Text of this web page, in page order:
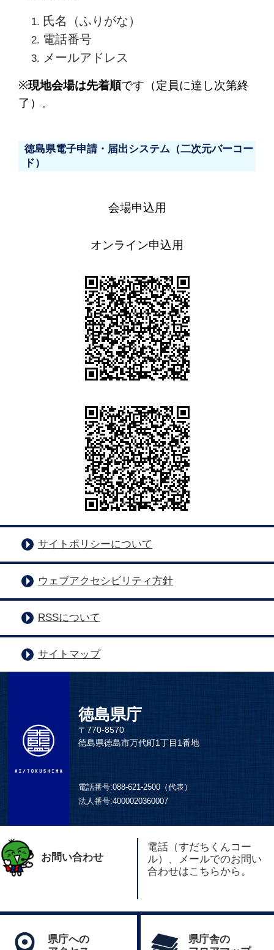
氏名（ふりがな）
電話番号
メールアドレス
※現地会場は先着順です（定員に達し次第終
了）。
徳島県電子申請・届出システム（二次元バーコー
ド）
会場申込用
オンライン申込用
サイトポリシーについて
ウェブアクセシビリティ方針
RSSについて
サイトマップ
徳島県庁
〒770-8570
徳島県徳島市万代町1丁目1番地
電話番号:088-621-2500（代表）
法人番号:4000020360007
お問い合わせ
電話（すだちくんコー
ル）、メールでのお問い
合わせはこちらから。
県庁への
県庁舎の